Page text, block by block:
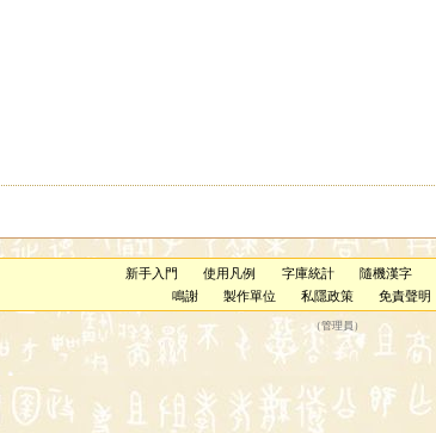
新手入門 使用凡例 字庫統計 隨機漢字
鳴謝
製作單位 私隱政策 免責聲明
（管理員 ）